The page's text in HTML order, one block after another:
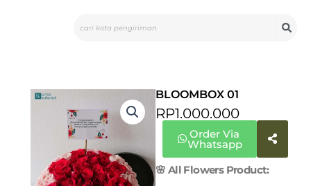
BLOOMBOX 01
RP1.000.000
Order Via
Whatsapp
🌸 All Flowers Product: